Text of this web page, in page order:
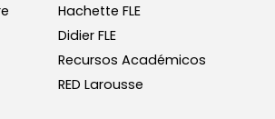
Hachette FLE
Didier FLE
Recursos Académicos
RED Larousse